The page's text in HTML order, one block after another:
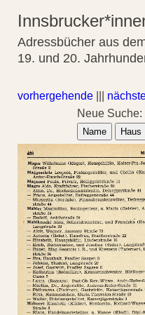
Adressbücher aus
19. und 20.
vorhergehende
Neue Suche:
Name Haus